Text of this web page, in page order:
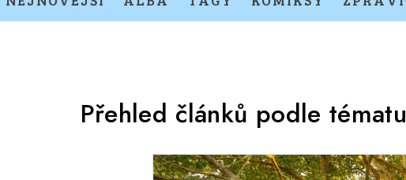
Přehled článků podle